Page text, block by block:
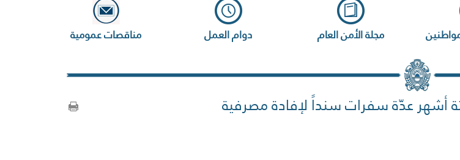
مجلة الأمن العام دوام العمل مناقصات عمومية
أشهر عدّة سفرات سنداً لإفادة مصرفية